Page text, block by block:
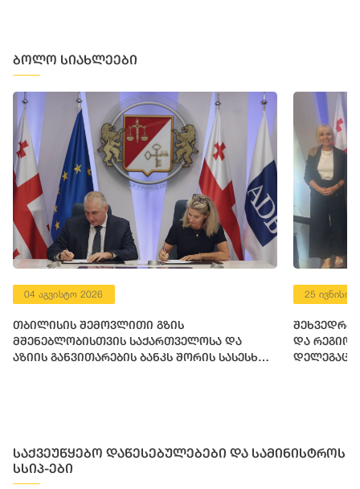
ბოლო სიახლეები
04 აგვისტო 2026
თბილისის შემოვლითი გზის
მშენებლობისთვის საქართველოსა და
აზიის განვითარების ბანკს შორის სასესხო
25 ივნისი
შეხვედრა
და
საქვეუწყებო დაწესებულებები და სამინისტროს
სსიპ-ები